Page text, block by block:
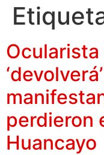
Ocularista
perdieron
Huancayo